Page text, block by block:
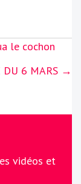
le cochon
DU 6 MARS →
vidéos et